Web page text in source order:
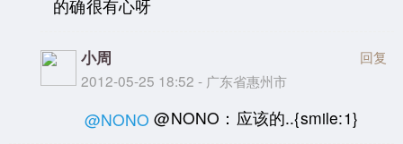
的确很有心呀
小周
2012-05-25 18:52 - 广东省惠州市
回复
@NONO @NONO：应该的..{smile:1}